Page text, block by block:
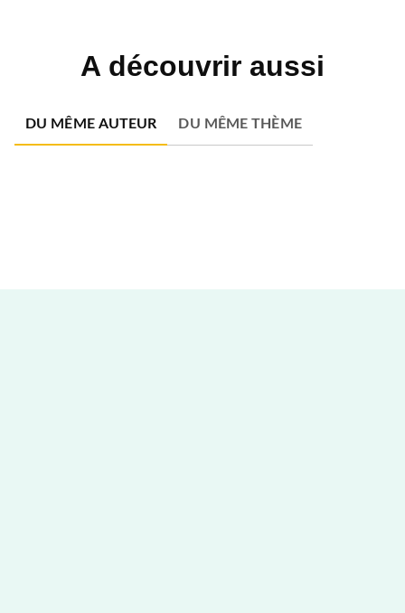
A découvrir aussi
DU MÊME AUTEUR DU MÊME THÈME